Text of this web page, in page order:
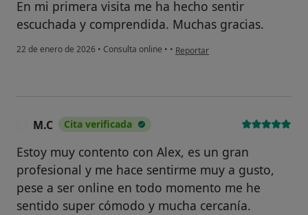
En mi primera visita me ha hecho sentir
escuchada y comprendida. Muchas gracias.
22 de enero de 2026 • Consulta online • • en opinión del usuario Annalisa
Reportar
M.C Cita verificada
Estoy muy contento con Alex, es un gran
profesional y me hace sentirme muy a gusto,
pese a ser online en todo momento me he
sentido super cómodo y mucha cercanía.